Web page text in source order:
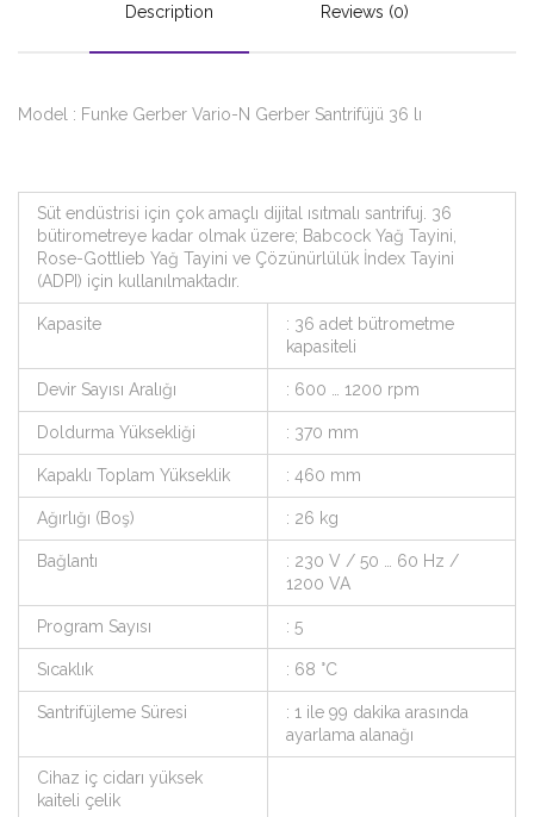
Description Reviews (0)
Model : Funke Gerber Vario-N Gerber Santrifüjü 36 lı
Süt endüstrisi için çok amaçlı dijital ısıtmalı santrifuj. 36
bütirometreye kadar olmak üzere; Babcock Yağ Tayini,
Rose-Gottlieb Yağ Tayini ve Çözünürlülük İndex Tayini
(ADPI) için kullanılmaktadır.
Kapasite
: 36 adet bütrometme
kapasiteli
Devir Sayısı Aralığı : 600 … 1200 rpm
Doldurma Yüksekliği : 370 mm
Kapaklı Toplam Yükseklik : 460 mm
Ağırlığı (Boş) : 26 kg
Bağlantı
: 230 V / 50 … 60 Hz /
1200 VA
Program Sayısı : 5
Sıcaklık : 68 °C
Santrifüjleme Süresi
: 1 ile 99 dakika arasında
ayarlama alanağı
Cihaz iç cidarı yüksek
kaiteli çelik